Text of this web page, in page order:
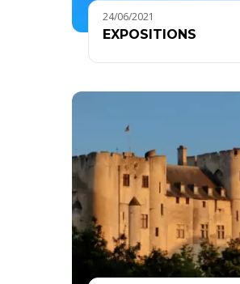
24/06/2021
EXPOSITIONS